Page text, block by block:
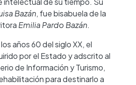
Bazán, fue bisabuela de la
Emilia Pardo Bazán.
años 60 del siglo XX, el
por el Estado y adscrito al
de Información y Turismo,
para destinarlo a